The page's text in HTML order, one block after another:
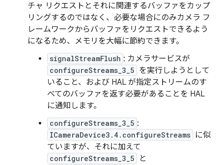
チャ リクエストとそれに関連するバッファをカップ
リングするのではなく、必要な場合にのみカメラ フ
レームワークからバッファをリクエストできるよう
になるため、メモリを大幅に節約できます。
signalStreamFlush : カメラサービスが
configureStreams_3_5 を実行しようとして
いること、および HAL が指定ストリームのす
べてのバッファを返す必要があることを HAL
に通知します。
configureStreams_3_5 :
ICameraDevice3.4.configureStreams に似
ていますが、それに加えて
configureStreams_3_5 と